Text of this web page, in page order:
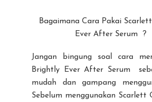
Bagaimana Cara Pakai
Ever After Serum ?
Jangan bingung soal cara
Brightly Ever After Serum
mudah dan gampang
Sebelum menggunakan Scarlett